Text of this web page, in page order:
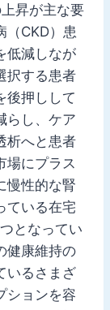
昇が主な要
（CKD）患
低減しなが
択する患者
後押しして
らし、ケア
析へと患者
場にプラス
慢性的な腎
ている在宅
となってい
健康維持の
いるさまざ
ションを容